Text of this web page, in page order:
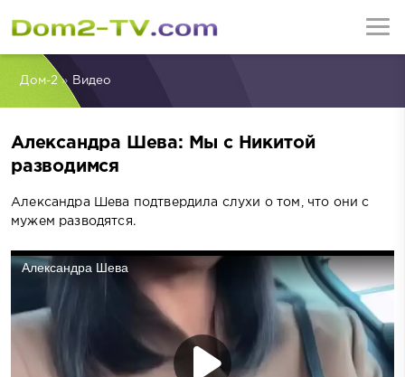
Дом-2» Видео
Александра Шева: Мы с Никитой
разводимся
Александра Шева подтвердила слухи о том, что они с
мужем разводятся.